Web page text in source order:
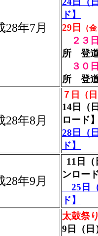
28年7月
ド】
29日
（金
２３
所 登
３０
所 登
28年8月
７日（
14日
ロード】
28日（
ド】
28年9月
11日
ンロード
25日
ド】
太鼓祭
9日